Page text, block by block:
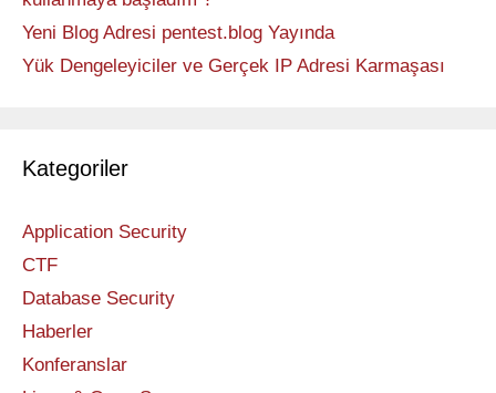
Yeni Blog Adresi pentest.blog Yayında
Yük Dengeleyiciler ve Gerçek IP Adresi Karmaşası
Kategoriler
Application Security
CTF
Database Security
Haberler
Konferanslar